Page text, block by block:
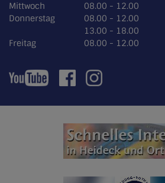
Mittwoch
08.00 - 12.00
Donnerstag
08.00 - 12.00
13.00 - 18.00
Freitag
08.00 - 12.00